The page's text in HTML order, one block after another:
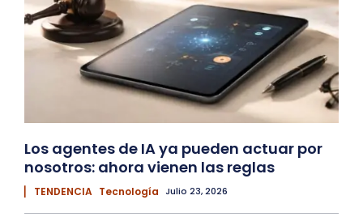
Los agentes de IA ya pueden actuar por
nosotros: ahora vienen las reglas
▏ TENDENCIA Tecnología Julio 23, 2026